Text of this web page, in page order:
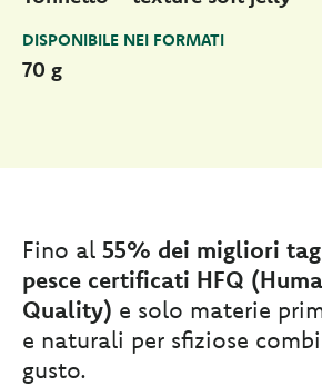
DISPONIBILE NEI FORMATI
70 g
Fino al 55% dei migliori
pesce certificati HFQ
Quality) e solo materie
e naturali per sfiziose
gusto.